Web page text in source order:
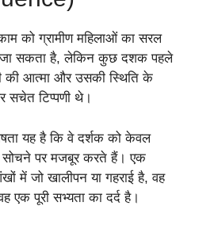
को ग्रामीण महिलाओं का सरल
जा सकता है, लेकिन कुछ दशक पहले
की आत्मा और उसकी स्थिति के
सचेत टिप्पणी थे।
यह है कि वे दर्शक को केवल
सोचने पर मजबूर करते हैं। एक
में जो खालीपन या गहराई है, वह
पूरी सभ्यता का दर्द है।